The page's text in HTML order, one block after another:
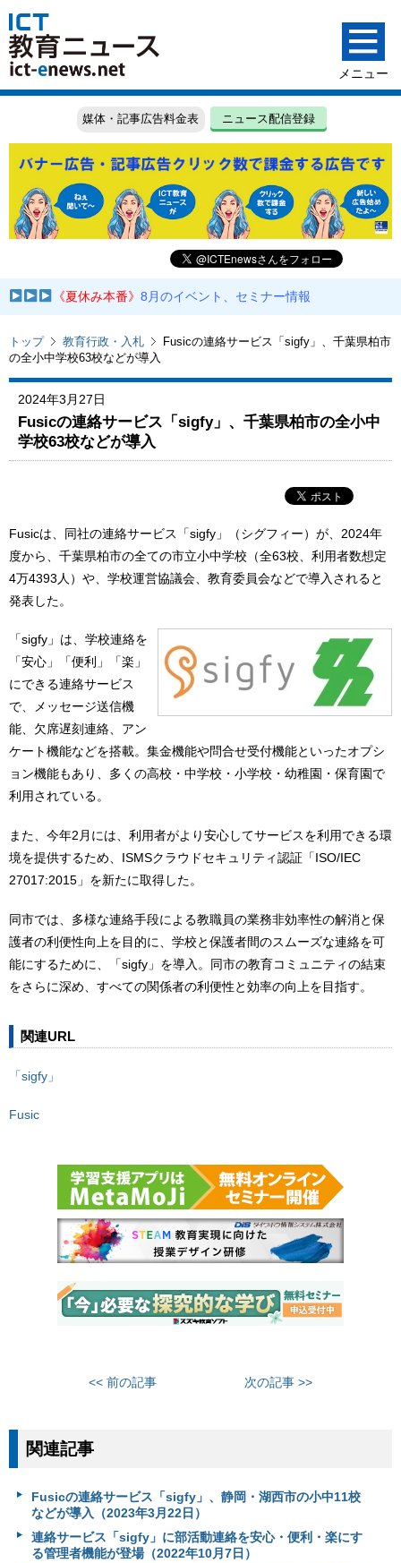
媒体・記事広告料金表 ニュース配信登録
《夏休み本番》8月のイベント、セミナー情報
トップ 教育行政・入札
Fusicの連絡サービス「sigfy」、千葉県柏市
の全小中学校63校などが導入
2024年3月27日
Fusicの連絡サービス「sigfy」、千葉県柏市の全小中
学校63校などが導入
Fusicは、同社の連絡サービス「sigfy」（シグフィー）が、2024年
度から、千葉県柏市の全ての市立小中学校（全63校、利用者数想定
4万4393人）や、学校運営協議会、教育委員会などで導入されると
発表した。
「sigfy」は、学校連絡を
「安心」「便利」「楽」
にできる連絡サービス
で、メッセージ送信機
能、欠席遅刻連絡、アン
ケート機能などを搭載。集金機能や問合せ受付機能といったオプシ
ョン機能もあり、多くの高校・中学校・小学校・幼稚園・保育園で
利用されている。
また、今年2月には、利用者がより安心してサービスを利用できる環
境を提供するため、ISMSクラウドセキュリティ認証「ISO/IEC
27017:2015」を新たに取得した。
同市では、多様な連絡手段による教職員の業務非効率性の解消と保
護者の利便性向上を目的に、学校と保護者間のスムーズな連絡を可
能にするために、「sigfy」を導入。同市の教育コミュニティの結束
をさらに深め、すべての関係者の利便性と効率の向上を目指す。
関連URL
「sigfy」
Fusic
<< 前の記事 次の記事 >>
関連記事
Fusicの連絡サービス「sigfy」、静岡・湖西市の小中11校
などが導入（2023年3月22日）
連絡サービス「sigfy」に部活動連絡を安心・便利・楽にす
る管理者機能が登場（2022年10月7日）